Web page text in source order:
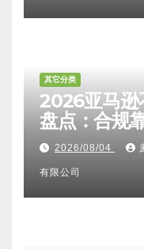
其它分类
2026亚马逊
盘点：合规
避坑FAQ及
2026/08/04
有限公司